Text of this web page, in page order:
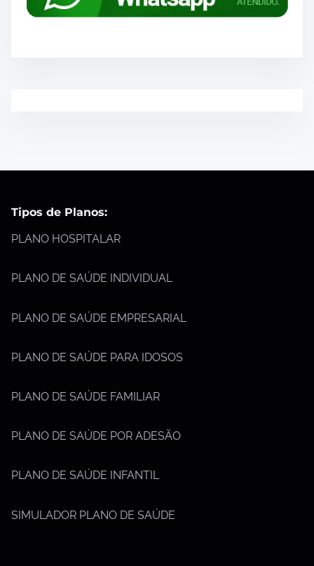
Tipos de Planos:
PLANO HOSPITALAR
PLANO DE SAÚDE INDIVIDUAL
PLANO DE SAÚDE EMPRESARIAL
PLANO DE SAÚDE PARA IDOSOS
PLANO DE SAÚDE FAMILIAR
PLANO DE SAÚDE POR ADESÃO
PLANO DE SAÚDE INFANTIL
SIMULADOR PLANO DE SAÚDE